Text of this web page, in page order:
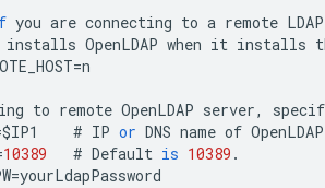
you are connecting to a remote LDAP
installs OpenLDAP when it installs
=n
to remote OpenLDAP server,
$IP1 # IP or DNS name of OpenLDAP
10389 # Default is 10389 .
=yourLdapPassword